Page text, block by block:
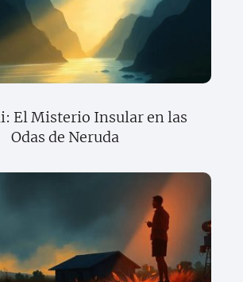
El Misterio Insular en las
Odas de Neruda